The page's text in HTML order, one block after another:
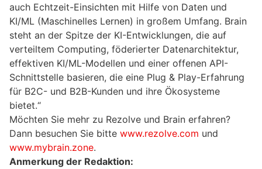
auch Echtzeit-Einsichten mit Hilfe von Daten und
KI/ML (Maschinelles Lernen) in großem Umfang. Brain
steht an der Spitze der KI-Entwicklungen, die auf
verteiltem Computing, föderierter Datenarchitektur,
effektiven KI/ML-Modellen und einer offenen API-
Schnittstelle basieren, die eine Plug & Play-Erfahrung
für B2C- und B2B-Kunden und ihre Ökosysteme
bietet.“
Möchten Sie mehr zu Rezolve und Brain erfahren?
Dann besuchen Sie bitte www.rezolve.com und
www.mybrain.zone.
Anmerkung der Redaktion: